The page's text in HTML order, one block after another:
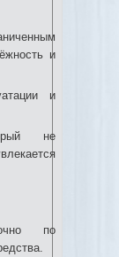
и
и
не
по